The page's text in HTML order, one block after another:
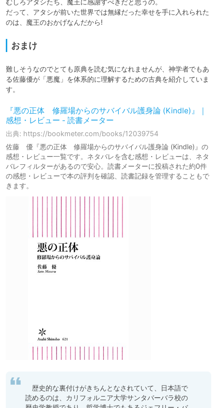
むしろアタシたち、魔王に感謝すべきだと思うの。
だって、アタシが前いた世界では無縁だった幸せを手に入れられた
のは、魔王のおかげなんだから!
おまけ
難しそうなのでとても原典を読む気になれませんが、神学者でもあ
る佐藤優が「悪魔」を体系的に理解するための古典を紹介していま
す。
『悪の正体 修羅場からのサバイバル護身論 (Kindle)』｜
感想・レビュー - 読書メーター
出典: https://bookmeter.com/books/12039754
佐藤 優『悪の正体 修羅場からのサバイバル護身論 (Kindle)』の
感想・レビュー一覧です。ネタバレを含む感想・レビューは、ネタ
バレフィルターがあるので安心。読書メーターに投稿された約0件
の感想・レビューで本の評判を確認、読書記録を管理することもで
きます。
歴史的な裏付けがきちんとなされていて、日本語で
読めるのは、カリフォルニア大学サンタバーバラ校の